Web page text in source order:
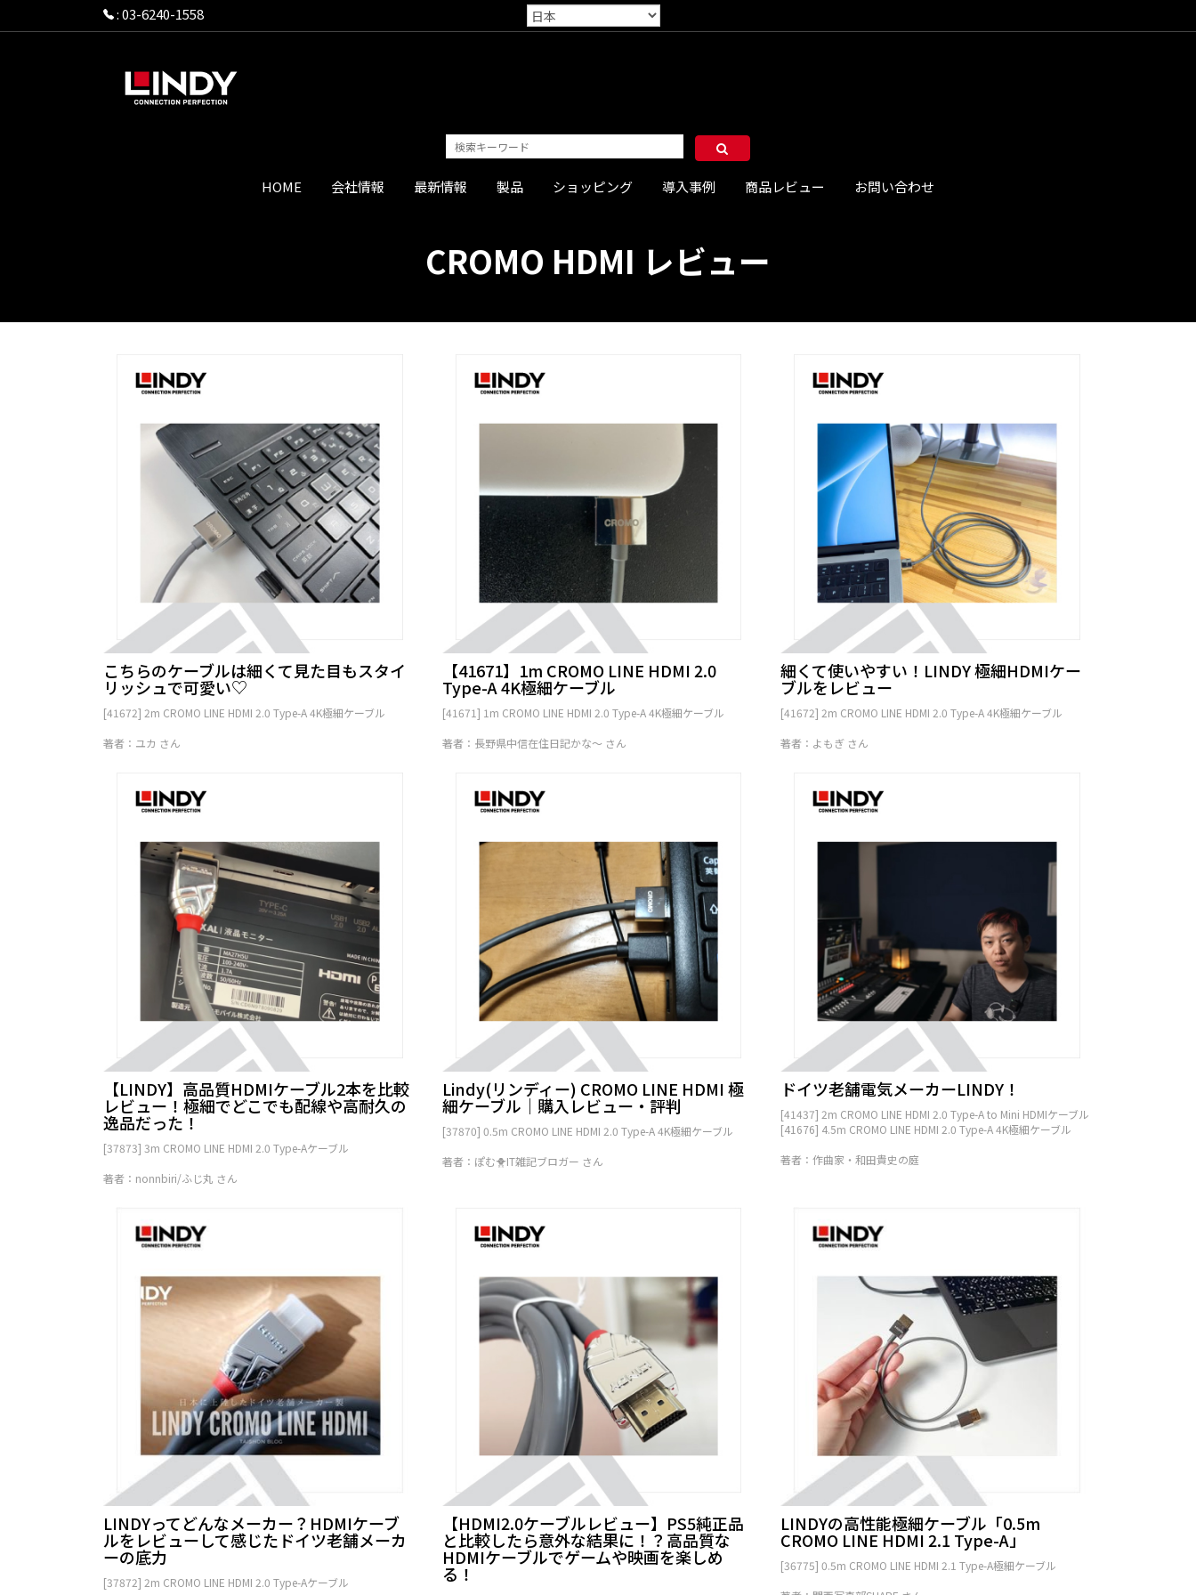
:03-6240-1558
HOME 会社情報 最新情報 製品 ショッピング 導入事例 商品レビュー お問い合わせ
CROMO HDMI レビュー
こちらのケーブルは細くて見た目もスタイ
リッシュで可愛い♡
[41672] 2m CROMO LINE HDMI 2.0 Type-A 4K極細ケーブル
著者：ユカ さん
【41671】1m CROMO LINE HDMI 2.0
Type-A 4K極細ケーブル
[41671] 1m CROMO LINE HDMI 2.0 Type-A 4K極細ケーブル
著者：長野県中信在住日記かな～ さん
細くて使いやすい！LINDY 極細HDMIケー
ブルをレビュー
[41672] 2m CROMO LINE HDMI 2.0 Type-A 4K極細ケーブル
著者：よもぎ さん
【LINDY】高品質HDMIケーブル2本を比較
レビュー！極細でどこでも配線や高耐久の
逸品だった！
[37873] 3m CROMO LINE HDMI 2.0 Type-Aケーブル
著者：nonnbiri/ふじ丸 さん
Lindy(リンディー) CROMO LINE HDMI 極
細ケーブル｜購入レビュー・評判
[37870] 0.5m CROMO LINE HDMI 2.0 Type-A 4K極細ケーブル
著者：ぽむ🐥IT雑記ブロガー さん
ドイツ老舗電気メーカーLINDY！
[41437] 2m CROMO LINE HDMI 2.0 Type-A to Mini HDMIケーブル
[41676] 4.5m CROMO LINE HDMI 2.0 Type-A 4K極細ケーブル
著者：作曲家・和田貴史の庭
LINDYってどんなメーカー？HDMIケーブ
ルをレビューして感じたドイツ老舗メーカ
ーの底力
[37872] 2m CROMO LINE HDMI 2.0 Type-Aケーブル
【HDMI2.0ケーブルレビュー】PS5純正品
と比較したら意外な結果に！？高品質な
HDMIケーブルでゲームや映画を楽しめ
る！
LINDYの高性能極細ケーブル「0.5m
CROMO LINE HDMI 2.1 Type-A」
[36775] 0.5m CROMO LINE HDMI 2.1 Type-A極細ケーブル